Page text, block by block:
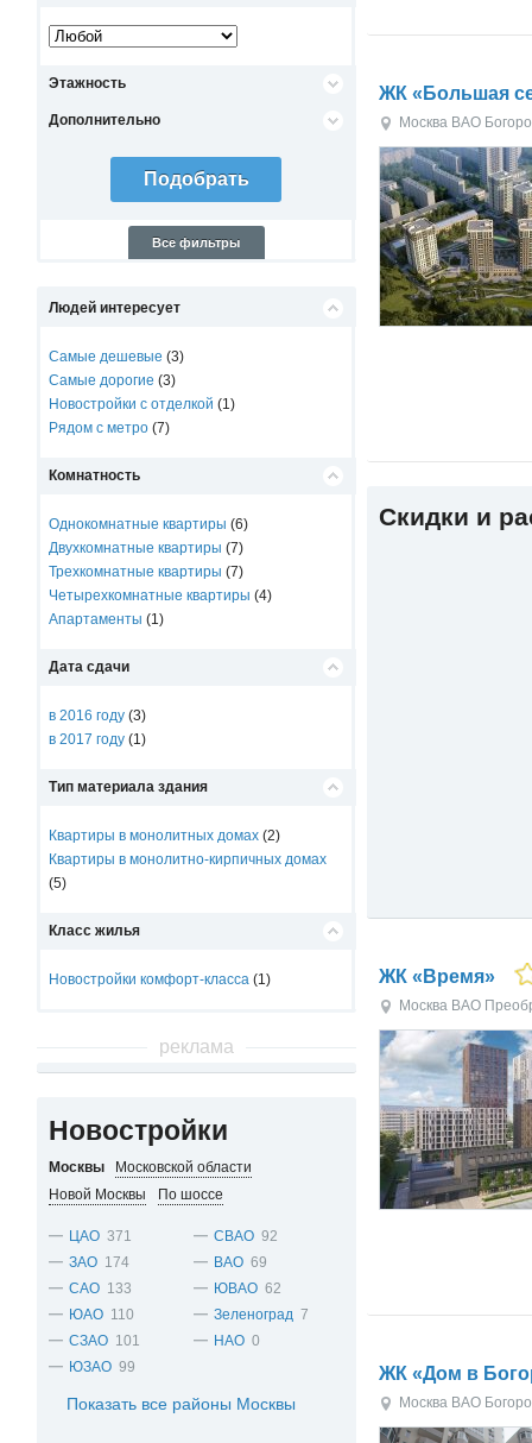
Этажность
Дополнительно
Все фильтры
Людей интересует
Самые дешевые (3)
Самые дорогие (3)
Новостройки с отделкой (1)
Рядом с метро (7)
Комнатность
Однокомнатные квартиры (6)
Двухкомнатные квартиры (7)
Трехкомнатные квартиры (7)
Четырехкомнатные квартиры (4)
Апартаменты (1)
Дата сдачи
в 2016 году (3)
в 2017 году (1)
Тип материала здания
Квартиры в монолитных домах (2)
Квартиры в монолитно-кирпичных домах
(5)
Класс жилья
Новостройки комфорт-класса (1)
реклама
Новостройки
Москвы
Московской области
Новой Москвы
По шоссе
ЦАО 371
ЗАО 174
САО 133
ЮАО 110
СЗАО 101
ЮЗАО 99
СВАО 92
ВАО 69
ЮВАО 62
Зеленоград 7
НАО 0
Показать все районы Москвы
ЖК «Большая
Москва ВАО
Скидки и
ЖК «Время»
Москва ВАО
ЖК «Дом в
Москва ВАО